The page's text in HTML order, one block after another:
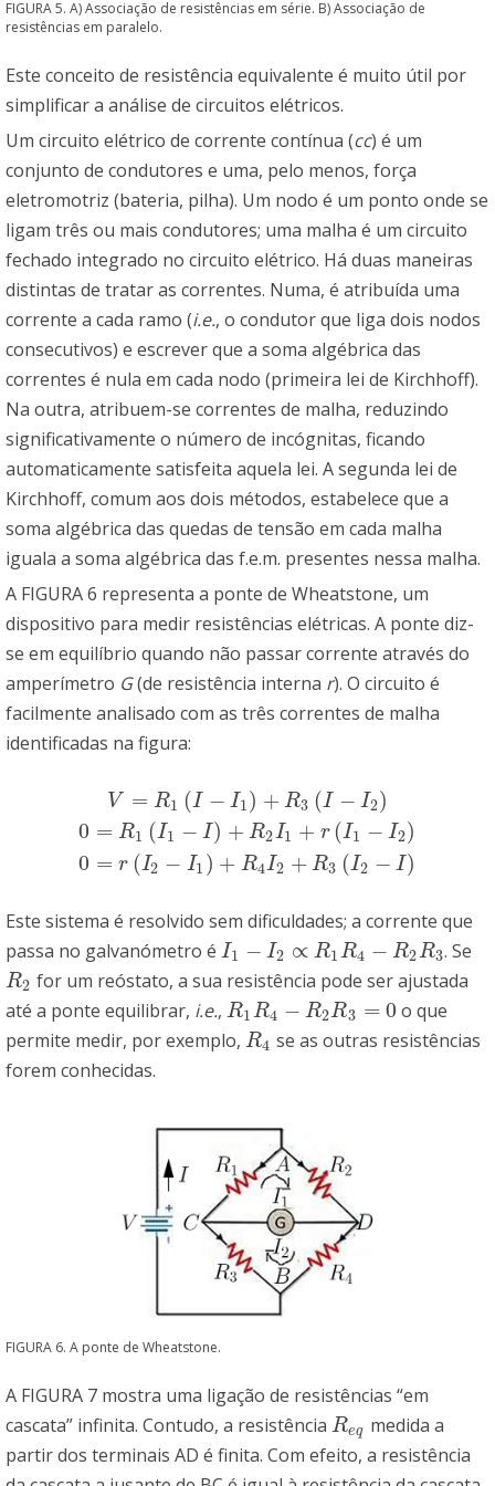
FIGURA 5. A) Associação de resistências em série. B) Associação de
resistências em paralelo.
Este conceito de resistência equivalente é muito útil por
simplificar a análise de circuitos elétricos.
Um circuito elétrico de corrente contínua (cc) é um
conjunto de condutores e uma, pelo menos, força
eletromotriz (bateria, pilha). Um nodo é um ponto onde se
ligam três ou mais condutores; uma malha é um circuito
fechado integrado no circuito elétrico. Há duas maneiras
distintas de tratar as correntes. Numa, é atribuída uma
corrente a cada ramo (i.e., o condutor que liga dois nodos
consecutivos) e escrever que a soma algébrica das
correntes é nula em cada nodo (primeira lei de Kirchhoff).
Na outra, atribuem-se correntes de malha, reduzindo
significativamente o número de incógnitas, ficando
automaticamente satisfeita aquela lei. A segunda lei de
Kirchhoff, comum aos dois métodos, estabelece que a
soma algébrica das quedas de tensão em cada malha
iguala a soma algébrica das f.e.m. presentes nessa malha.
A FIGURA 6 representa a ponte de Wheatstone, um
dispositivo para medir resistências elétricas. A ponte diz-
se em equilíbrio quando não passar corrente através do
amperímetro G(de resistência interna r). O circuito é
facilmente analisado com as três correntes de malha
identificadas na figura:
V = R1 (I − I1) + R3 (I − I2)
0 = R1 (I1 − I ) + R2I1 + r (I1 − I2)
0 = r (I2 − I1 ) + R4I2 + R3 (I2 − I)
V= R1 (I−I 1)+R 3(I −I2 )0=R1(I1 −I) +R2I1 +r( I1−I
Este sistema é resolvido sem dificuldades; a corrente que
passa no galvanómetro é I1 − I2 ∝ R1R4 − R2R3
I1 I2 ∝R 1R4−R2R3 . Se
R2
R2 for um reóstato, a sua resistência pode ser ajustada
até a ponte equilibrar, i.e., R1R4 − R2R3 = 0
R1R4− R2 R3=0
o que
permite medir, por exemplo, R4
R4 se as outras resistências
forem conhecidas.
FIGURA 6. A ponte de Wheatstone.
A FIGURA 7 mostra uma ligação de resistências “em
cascata” infinita. Contudo, a resistência Req
Req medida a
partir dos terminais AD é finita. Com efeito, a resistência